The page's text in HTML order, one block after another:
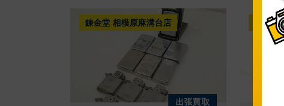
錬金堂 相模原麻溝台店
出張買取
錬金